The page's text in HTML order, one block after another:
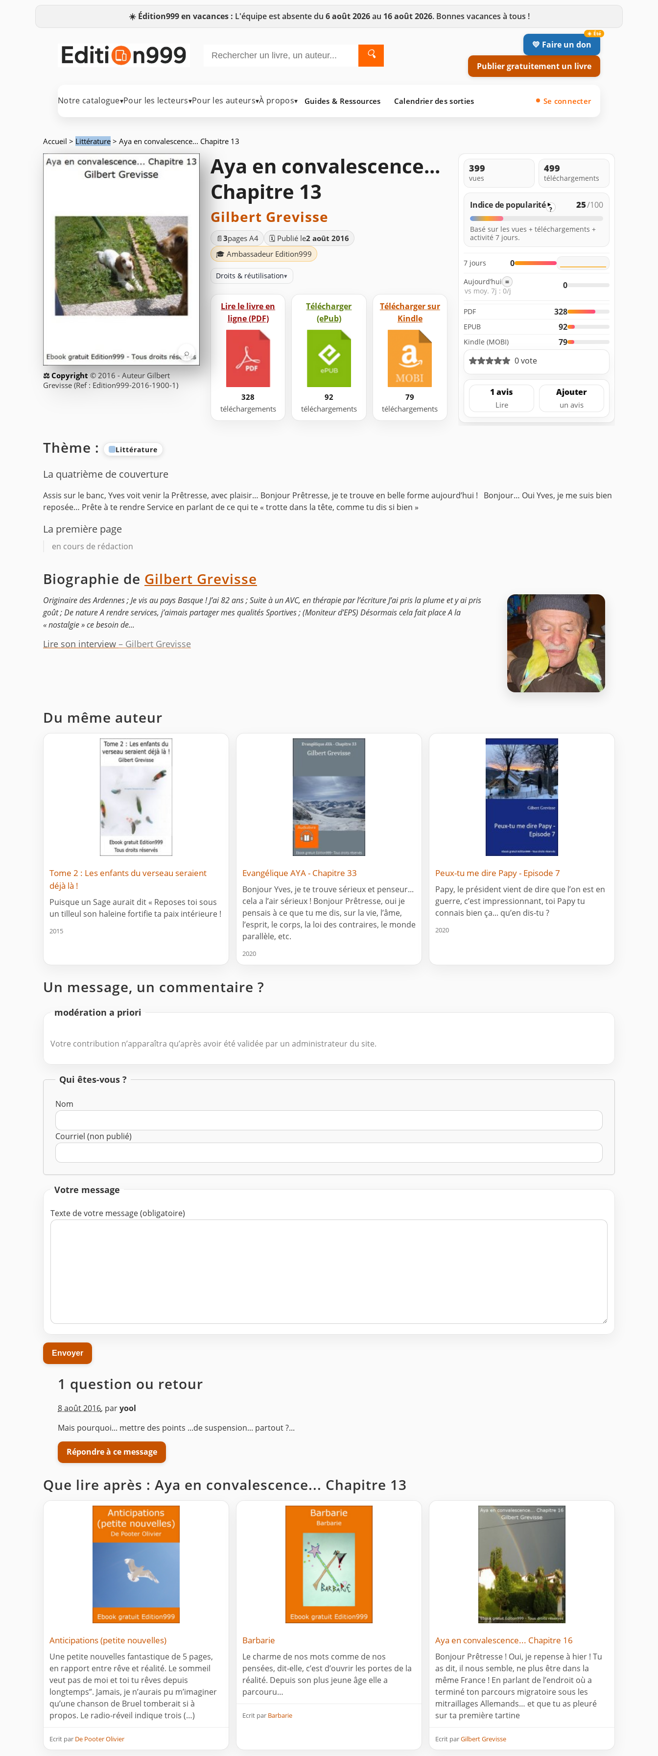
☀️ Édition999 en vacances : L'équipe est absente du 6 août 2026au 16 août 2026. Bonnes vacances à tous !
🔍
💛 Faire un don
Publier gratuitement un livre
Notre catalogue▾Pour les lecteurs▾Pour les auteurs▾À propos▾ Guides & Ressources Calendrier des sorties Se connecter
Accueil > Littérature > Aya en convalescence... Chapitre 13
⌕
© 2016 - Auteur Gilbert
Grevisse (Ref : Edition999-2016-1900-1)
Aya en convalescence...
Chapitre 13
Gilbert Grevisse
📄 3pages A4 🗓️ Publié le2 août 2016
🎓 Ambassadeur Edition999
Droits & réutilisation▾
Lire le livre en
ligne (PDF)
328
téléchargements
Télécharger
(ePub)
92
téléchargements
Télécharger sur
Kindle
79
téléchargements
399
vues
499
téléchargements
Indice de popularité ? 25/100
Basé sur les vues + téléchargements +
activité 7 jours.
7 jours 0
Aujourd’hui =
vs moy. 7j : 0/j
0
PDF 328
EPUB 92
Kindle (MOBI)
79
0 vote
1 avis
Lire
Ajouter
un avis
Thème : Littérature
La quatrième de couverture
Assis sur le banc, Yves voit venir la Prêtresse, avec plaisir… Bonjour Prêtresse, je te trouve en belle forme aujourd’hui !
Bonjour… Oui Yves, je me suis bien
reposée… Prête à te rendreService en parlant de ce qui te « trotte dans la tête, comme tu dis si bien »
La première page
en cours de rédaction
Biographie de Gilbert Grevisse
Originaire des Ardennes ; Je vis au pays Basque ! J’ai 82 ans ; Suite à un AVC, en thérapie par l’écriture J’ai pris la plume et y ai pris
goût ; De nature A rendre services, j’aimais partager mes qualités Sportives ; (Moniteur d’EPS) Désormais cela fait place A la
« nostalgie » ce besoin de...
Lire son interview – Gilbert Grevisse
Du même auteur
Tome 2 : Les enfants du verseau seraient
déjà là !
Puisque un Sage aurait dit « Reposes toi sous
un tilleul son haleine fortifie ta paix intérieure !
2015
Evangélique AYA - Chapitre 33
Bonjour Yves, je te trouve sérieux et penseur...
cela a l’air sérieux ! Bonjour Prêtresse, oui je
pensais à ce que tu me dis, sur la vie, l’âme,
l’esprit, le corps, la loi des contraires, le monde
parallèle, etc.
2020
Peux-tu me dire Papy - Episode 7
Papy, le président vient de dire que l’on est en
guerre, c’est impressionnant, toi Papy tu
connais bien ça... qu’en dis-tu ?
2020
Un message, un commentaire ?
modération a priori
Votre contribution n’apparaîtra qu’après avoir été validée par un administrateur du site.
Qui êtes-vous ?
Nom
Courriel (non publié)
Votre message
Texte de votre message (obligatoire)
1 question ou retour
8 août 2016, paryool
Mais pourquoi... mettre des points ...de suspension... partout ?...
Répondre à ce message
Que lire après : Aya en convalescence... Chapitre 13
Anticipations (petite nouvelles)
Une petite nouvelles fantastique de 5 pages,
en rapport entre rêve et réalité. Le sommeil
veut pas de moi et toi tu rêves depuis
longtemps”. Jamais, je n’aurais pu m’imaginer
qu’une chanson de Bruel tomberait si à
propos. Le radio-réveil indique trois (…)
Ecrit par De Pooter Olivier
Barbarie
Le charme de nos mots comme de nos
pensées, dit-elle, c’est d’ouvrir les portes de la
réalité. Depuis son plus jeune âge elle a
parcouru…
Ecrit par Barbarie
Aya en convalescence... Chapitre 16
Bonjour Prêtresse ! Oui, je repense à hier ! Tu
as dit, il nous semble, ne plus être dans la
même France ! En parlant de l’endroit où a
terminé ton parcours migratoire sous les
mitraillages Allemands… et que tu as pleuré
sur ta première tartine
Ecrit parGilbert Grevisse